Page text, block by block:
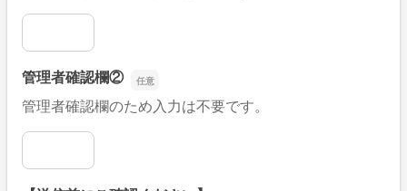
管理者確認欄①
管理者確認欄②
管理者確認欄のため入力は不要です。
管理者確認欄②